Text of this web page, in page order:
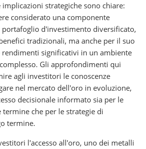
strategiche sono chiare:
considerato una componente
d'investimento diversificato,
tradizionali, ma anche per il suo
significativi in un ambiente
Gli approfondimenti qui
agli investitori le conoscenze
nel mercato dell'oro in evoluzione,
decisionale informato sia per le
che per le strategie di
termine.
l'accesso all'oro, uno dei metalli